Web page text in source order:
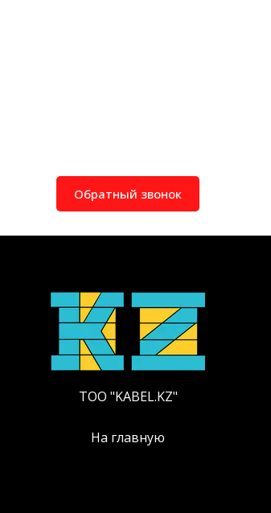
Обратный звонок
ТОО "KABEL.KZ"
На главную